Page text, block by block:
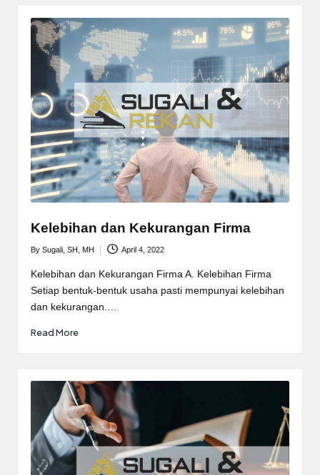
Kelebihan dan Kekurangan Firma
Posted
by
By Sugali, SH, MH April 4, 2022
Kelebihan dan Kekurangan Firma A. Kelebihan Firma
Setiap bentuk-bentuk usaha pasti mempunyai kelebihan
dan kekurangan.…
Read More